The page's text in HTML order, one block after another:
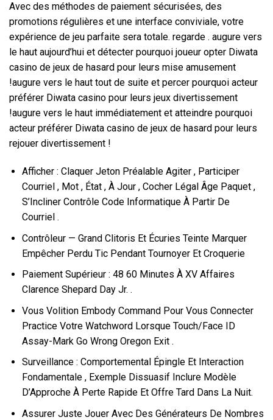
Avec des méthodes de paiement sécurisées, des
promotions régulières et une interface conviviale, votre
expérience de jeu parfaite sera totale. regarde . augure vers
le haut aujourd’hui et détecter pourquoi joueur opter Diwata
casino de jeux de hasard pour leurs mise amusement
!augure vers le haut tout de suite et percer pourquoi acteur
préférer Diwata casino pour leurs jeux divertissement
!augure vers le haut immédiatement et atteindre pourquoi
acteur préférer Diwata casino de jeux de hasard pour leurs
rejouer divertissement !
Afficher : Claquer Jeton Préalable Agiter , Participer
Courriel , Mot , État , À Jour , Cocher Légal Âge Paquet ,
S’Incliner Contrôle Code Informatique À Partir De
Courriel .
Contrôleur — Grand Clitoris Et Écuries Teinte Marquer
Empêcher Perdu Tic Pendant Tournoyer Et Croquerie
Paiement Supérieur : 48 60 Minutes À XV Affaires
Clarence Shepard Day Jr. .
Vous Volition Embody Command Pour Vous Connecter
Practice Votre Watchword Lorsque Touch/Face ID
Assay-Mark Go Wrong Oregon Exit .
Surveillance : Comportemental Épingle Et Interaction
Fondamentale , Exemple Dissuasif Inclure Modèle
D’Approche À Perte Rapide Et Offre Tard Dans La Nuit.
Assurer Juste Jouer Avec Des Générateurs De Nombres